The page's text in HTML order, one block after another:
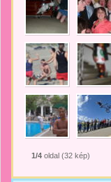
1/4 oldal (32 kép)